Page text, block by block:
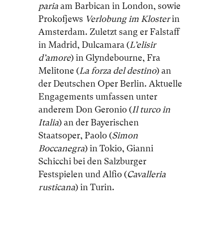
paria am Barbican in London, sowie
Prokofjews Verlobung im Klosterin
Amsterdam. Zuletzt sang er Falstaff
in Madrid, Dulcamara (L’elisir
d’amore) in Glyndebourne, Fra
Melitone (La forza del destino) an
der Deutschen Oper Berlin. Aktuelle
Engagements umfassen unter
anderem Don Geronio (Il turco in
Italia) an der Bayerischen
Staatsoper, Paolo (Simon
Boccanegra) in Tokio, Gianni
Schicchi bei den Salzburger
Festspielen und Alfio (Cavalleria
rusticana) in Turin.